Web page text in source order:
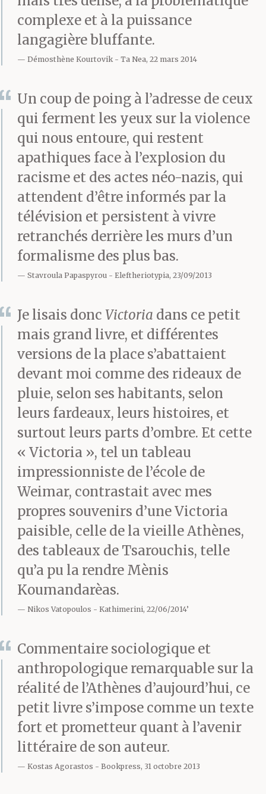
dire un mot.
T’es retourné au collège.
Les lèvres enflées, tu les
sentais pas, les yeux au
beurre noir, un peu
penché, t’avais mal aux
côtes. C’était pas grave,
t’en avais vu d’autres.
T’étais un mangas. Le
surveillant t’as laissé
vu il a secoué la tête.
Bienvenue au petit
Mélétis, le chauffeur.
Belle gueule Mélétis.
T’as l’air d’un
imam bayildi, mon
pauvre. Tu lui as montré
le poing.
Ta fierté en a pris un
coup. Ils t’avaient battu.
Toi. Et maintenant, plus
personne ne
t’approchait. Ton
voisin,
Moustroufas, a changé
de pupitre. Ils étaient
assis à trois au même
complexe et à la puissance
langagière bluffante.
Démosthène Kourtovik Ta Nea, 22 mars 2014
Un coup de poing à l’adresse de ceux
qui ferment les yeux sur la violence
qui nous entoure, qui restent
apathiques face à l’explosion du
racisme et des actes néo-nazis, qui
attendent d’être informés par la
télévision et persistent à vivre
retranchés derrière les murs d’un
formalisme des plus bas.
Stavroula Papaspyrou Eleftheriotypia, 23/09/2013
Je lisais donc Victoria dans ce petit
mais grand livre, et différentes
versions de la place s’abattaient
devant moi comme des rideaux de
pluie, selon ses habitants, selon
leurs fardeaux, leurs histoires, et
surtout leurs parts d’ombre. Et cette
« Victoria », tel un tableau
impressionniste de l’école de
Weimar, contrastait avec mes
propres souvenirs d’une Victoria
paisible, celle de la vieille Athènes,
des tableaux de Tsarouchis, telle
qu’a pu la rendre Mènis
Koumandarèas.
Nikos Vatopoulos Kathimerini, 22/06/2014’
Commentaire sociologique et
anthropologique remarquable sur la
réalité de l’Athènes d’aujourd’hui, ce
petit livre s’impose comme un texte
fort et prometteur quant à l’avenir
littéraire de son auteur.
Kostas Agorastos Bookpress, 31 octobre 2013